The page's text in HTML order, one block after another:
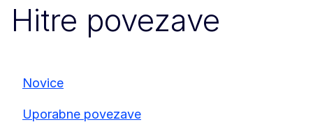
Hitre povezave
Novice
Uporabne povezave